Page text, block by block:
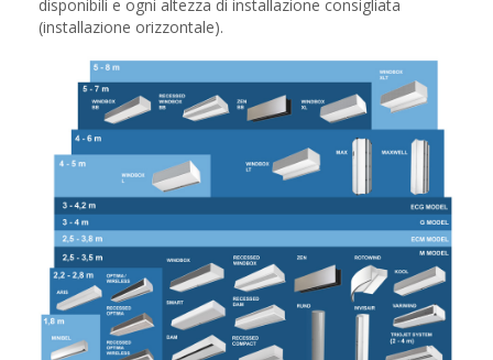
disponibili e ogni altezza di installazione consigliata
(installazione orizzontale).